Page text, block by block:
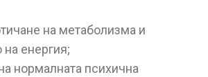
на метаболизма и
енергия;
нормалната психична